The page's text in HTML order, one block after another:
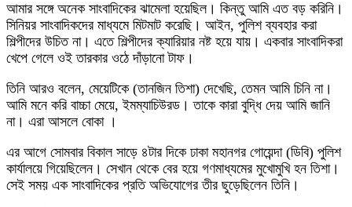
আমার সঙ্গে অনেক সাংবাদিকের ঝামেলা হয়েছিল। কিন্তু আমি এত বড় করিনি।
সিনিয়র সাংবাদিকদের মাধ্যমে মিটমাট করেছি। আইন, পুলিশ ব্যবহার করা
শিল্পীদের উচিত না। এতে শিল্পীদের ক্যারিয়ার নষ্ট হয়ে যায়। একবার সাংবাদিকরা
খেপে গেলে ওই তারকার ওঠে দাঁড়ানো টাফ।
তিনি আরও বলেন, মেয়েটিকে (তানজিন তিশা) দেখেছি, তেমন আমি চিনি না।
আমি মনে করি বাচ্চা মেয়ে, ইমম্যাচিউরড। তাকে কারা বুদ্ধি দেয় আমি জানি
না। এরা আসলে বোকা ।
এর আগে সোমবার বিকাল সাড়ে ৪টার দিকে ঢাকা মহানগর গোয়েন্দা (ডিবি) পুলিশ
কার্যালয়ে গিয়েছিলেন। সেখান থেকে বের হয়ে গণমাধ্যমের মুখোমুখি হন তিশা।
সেই সময় এক সাংবাদিকের প্রতি অভিযোগের তীর ছুড়েছিলেন তিনি।